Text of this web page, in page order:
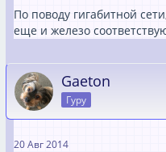
По поводу гигабитной
еще и железо
Gaeton
Гуру
20 Авг 2014